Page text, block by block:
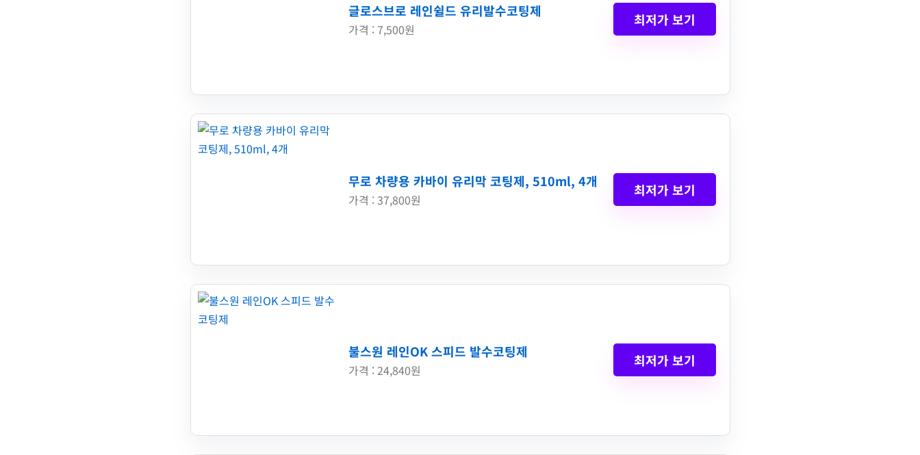
글로스브로 레인쉴드 유리발수코팅제
가격 : 7,500원
최저가 보기
무로 차량용 카바이 유리막 코팅제, 510ml, 4개
가격 : 37,800원
최저가 보기
불스원 레인OK 스피드 발수코팅제
가격 : 24,840원
최저가 보기